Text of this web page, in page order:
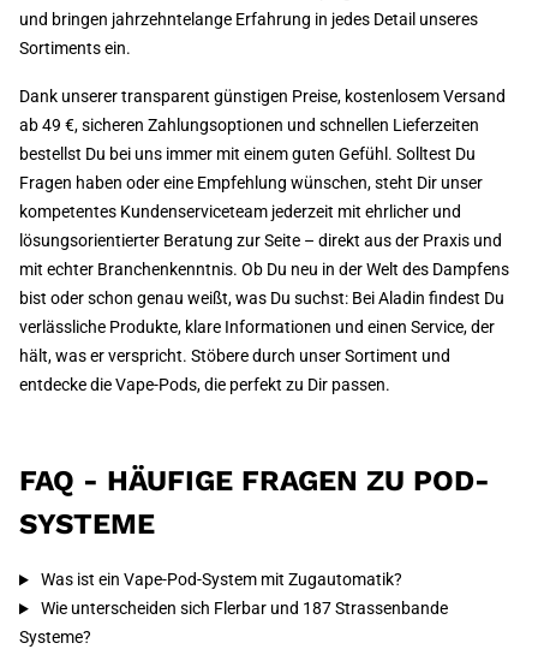
und bringen jahrzehntelange Erfahrung in jedes Detail unseres
Sortiments ein.
Dank unserer transparent günstigen Preise, kostenlosem Versand
ab 49 €, sicheren Zahlungsoptionen und schnellen Lieferzeiten
bestellst Du bei uns immer mit einem guten Gefühl. Solltest Du
Fragen haben oder eine Empfehlung wünschen, steht Dir unser
kompetentes Kundenserviceteam jederzeit mit ehrlicher und
lösungsorientierter Beratung zur Seite – direkt aus der Praxis und
mit echter Branchenkenntnis. Ob Du neu in der Welt des Dampfens
bist oder schon genau weißt, was Du suchst: Bei Aladin findest Du
verlässliche Produkte, klare Informationen und einen Service, der
hält, was er verspricht. Stöbere durch unser Sortiment und
entdecke die Vape-Pods, die perfekt zu Dir passen.
FAQ - HÄUFIGE FRAGEN ZU POD-
SYSTEME
Was ist ein Vape-Pod-System mit Zugautomatik?
Wie unterscheiden sich Flerbar und 187 Strassenbande
Systeme?